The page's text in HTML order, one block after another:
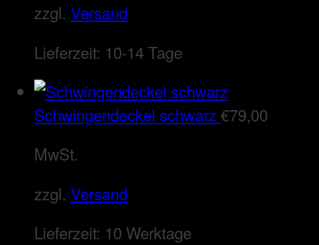
zzgl. Versand
Lieferzeit: 10-14 Tage
Schwingendeckel schwarz€79,00
MwSt.
zzgl. Versand
Lieferzeit: 10 Werktage